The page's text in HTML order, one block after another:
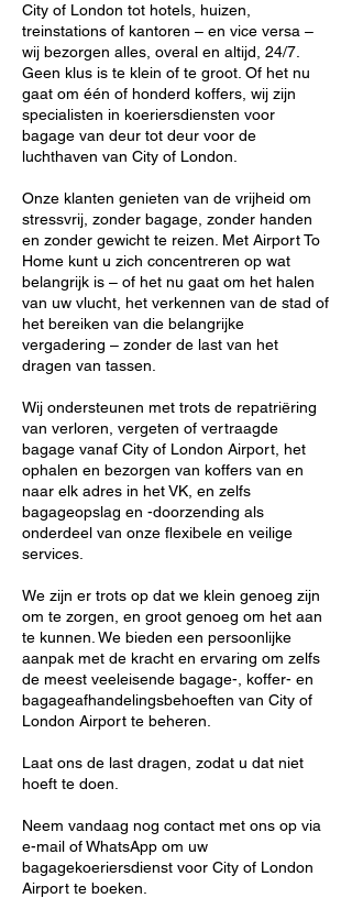
City of London tot hotels, huizen,
treinstations of kantoren – en vice versa –
wij bezorgen alles, overal en altijd, 24/7.
Geen klus is te klein of te groot. Of het nu
gaat om één of honderd koffers, wij zijn
specialisten in koeriersdiensten voor
bagage van deur tot deur voor de
luchthaven van City of London.
Onze klanten genieten van de vrijheid om
stressvrij, zonder bagage, zonder handen
en zonder gewicht te reizen. Met Airport To
Home kunt u zich concentreren op wat
belangrijk is – of het nu gaat om het halen
van uw vlucht, het verkennen van de stad of
het bereiken van die belangrijke
vergadering – zonder de last van het
dragen van tassen.
Wij ondersteunen met trots de repatriëring
van verloren, vergeten of vertraagde
bagage vanaf City of London Airport, het
ophalen en bezorgen van koffers van en
naar elk adres in het VK, en zelfs
bagageopslag en -doorzending als
onderdeel van onze flexibele en veilige
services.
We zijn er trots op dat we klein genoeg zijn
om te zorgen, en groot genoeg om het aan
te kunnen. We bieden een persoonlijke
aanpak met de kracht en ervaring om zelfs
de meest veeleisende bagage-, koffer- en
bagageafhandelingsbehoeften van City of
London Airport te beheren.
Laat ons de last dragen, zodat u dat niet
hoeft te doen.
Neem vandaag nog contact met ons op via
e-mail of WhatsApp om uw
bagagekoeriersdienst voor City of London
Airport te boeken.